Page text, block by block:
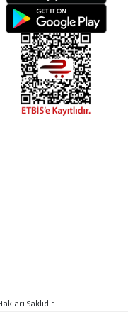
Saklıdır